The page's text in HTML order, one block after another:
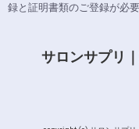
録と証明書類のご登録が必要
サロンサプリ